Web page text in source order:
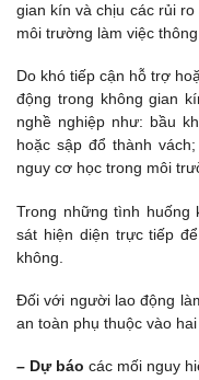
gian kín và chịu các rủi
môi trường làm việc
Do khó tiếp cận hỗ trợ
động trong không gian
nghề nghiệp như: bầu
hoặc sập đổ thành
nguy cơ học trong môi
Trong những tình huống
sát hiện diện trực tiếp
không.
Đối với người lao động
an toàn phụ thuộc vào
– Dự báo các mối nguy